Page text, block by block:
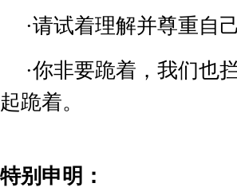
·请试着理解并尊重自
·你非要跪着，我们也
起跪着。
特别申明：